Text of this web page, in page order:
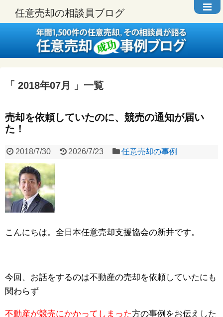
任意売却の相談員ブログ
2018年07月 一覧
売却を依頼していたのに、競売の通知が届い
た！
2018/7/30 2026/7/23 任意売却の事例
こんにちは。全日本任意売却支援協会の新井です。
今回、お話をするのは不動産の売却を依頼していたにも
関わらず
不動産が競売にかかってしまった方の事例をお伝えした